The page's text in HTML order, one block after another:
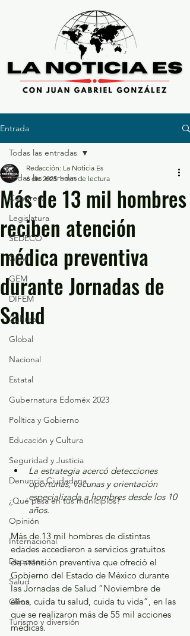
Entrada
Todas las entradas
Congreso
Legislatura
SEDECO
GEM
GEM
DIFEM
Cultura
Global
Nacional
Estatal
Gubernatura Edoméx 2023
Política y Gobierno
Educación y Cultura
Seguridad y Justicia
Denuncia Ciudadana
¿Qué pasa en tus municipios?
Opinión
Internacional
Deportes
Salud
Clima
Turismo y diversión
Todas las entradas
Más de 13 mil hombres
reciben atención
médica preventiva
durante Jornadas de
Salud
Redacción: La Noticia Es
6 dic 2025 1 min de lectura
La estrategia acercó detecciones
oportunas, vacunas y orientación
especializada a hombres desde los 10
años.
Más de 13 mil hombres de distintas
edades accedieron a servicios gratuitos
de atención preventiva que ofreció el
Gobierno del Estado de México durante
las Jornadas de Salud “Noviembre de
ellos, cuida tu salud, cuida tu vida”, en las
que se realizaron más de 55 mil acciones
médicas.